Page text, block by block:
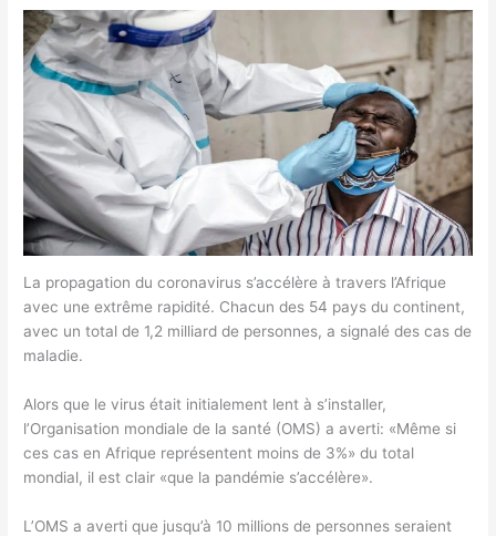
La propagation du coronavirus s’accélère à travers l’Afrique
avec une extrême rapidité. Chacun des 54 pays du continent,
avec un total de 1,2 milliard de personnes, a signalé des cas de
maladie.
Alors que le virus était initialement lent à s’installer,
l’Organisation mondiale de la santé (OMS) a averti: «Même si
ces cas en Afrique représentent moins de 3%» du total
mondial, il est clair «que la pandémie s’accélère».
L’OMS a averti que jusqu’à 10 millions de personnes seraient